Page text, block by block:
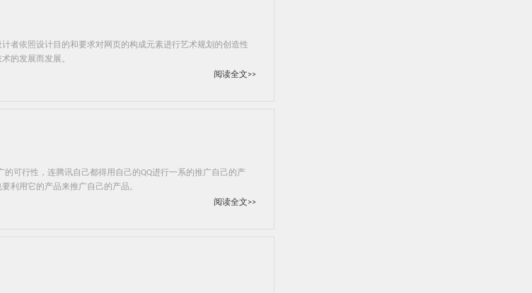
者依照设计目的和要求对网页的构成元素进行艺术规划的创造性
的发展而发展。
阅读全文>>
可行性，连腾讯自己都得用自己的QQ进行一系的推广自己的产
利用它的产品来推广自己的产品。
阅读全文>>